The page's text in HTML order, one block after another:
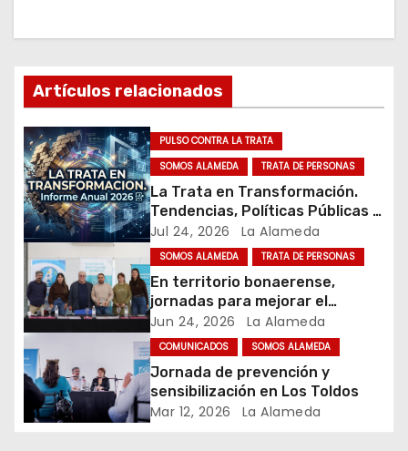
c
ó
n
d
e
e
n
t
r
a
Artículos relacionados
PULSO CONTRA LA TRATA
SOMOS ALAMEDA
TRATA DE PERSONAS
La Trata en Transformación.
Tendencias, Políticas Públicas y
Nuevos Desafíos. Argentina y el
Mundo – Julio 2026
Jul 24, 2026 La Alameda
SOMOS ALAMEDA TRATA DE PERSONAS
En territorio bonaerense,
jornadas para mejorar el
cuidado en comunidad
Jun 24, 2026 La Alameda
COMUNICADOS SOMOS ALAMEDA
Jornada de prevención y
sensibilización en Los Toldos
Mar 12, 2026 La Alameda